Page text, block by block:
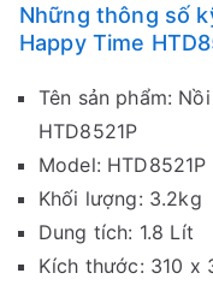
Những thông số
Happy Time
Tên sản phẩm:
HTD8521P
Model: HTD8521P
Khối lượng: 3.2kg
Dung tích: 1.8 Lít
Kích thước: 310 x